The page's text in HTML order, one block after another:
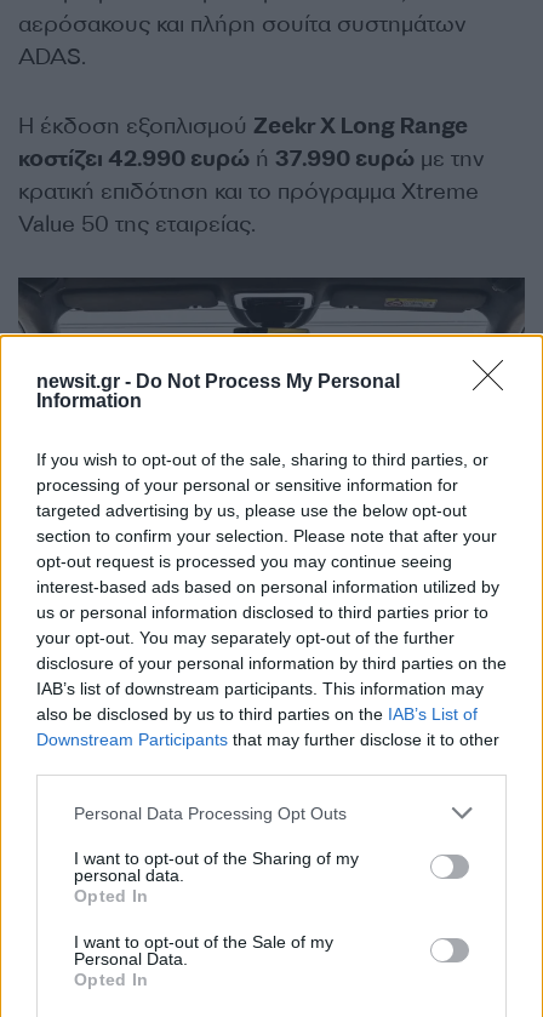
newsit.gr - Do Not Process My Personal
Information
If you wish to opt-out of the sale, sharing to third parties, or
processing of your personal or sensitive information for
targeted advertising by us, please use the below opt-out
section to confirm your selection. Please note that after your
opt-out request is processed you may continue seeing
interest-based ads based on personal information utilized by
us or personal information disclosed to third parties prior to
your opt-out. You may separately opt-out of the further
disclosure of your personal information by third parties on the
IAB’s list of downstream participants. This information may
also be disclosed by us to third parties on the IAB’s List of
Downstream Participants that may further disclose it to other
Please note that this website/app uses one or more Google
not limited to your visit or usage behaviour. You may click to
grant or deny consent to Google and its third-party tags to
use your data for below specified purposes in below Google
consent section.
Personal Data Processing Opt Outs
I want to opt-out of the Sharing of my
personal data.
Opted In
I want to opt-out of the Sale of my
Personal Data.
Opted In
αερόσακους και πλήρη σουίτα συστημάτων
ADAS.
Η έκδοση εξοπλισμού Zeekr X Long Range
κοστίζει 42.990 ευρώ ή 37.990 ευρώ με την
κρατική επιδότηση και το πρόγραμμα Xtreme
Value 50 της εταιρείας.
Η έκδοσηZeekr X Privilege AWDμε δύο
ηλεκτροκινητήρες καιτετρακίνησημε ισχύ 315
KW /428 hpκαι αυτονομία έως425 χλμ.,
Πάντως, προσφέρεται και σε έκδοση
Zeekr X
, με τιμή
επιδοτήσεις, με μικρότερη
μπαταρία 49 kW
ισχύ 200 KW /272 hp και αυτονομία έως330